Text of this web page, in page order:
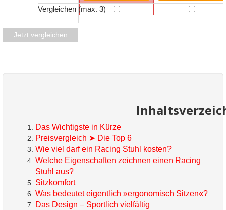
Vergleichen (max. 3)
Jetzt vergleichen
Das Wichtigste in Kürze
Preisvergleich ➤ Die Top 6
Wie viel darf ein Racing Stuhl kosten?
Welche Eigenschaften zeichnen einen Racing
Stuhl aus?
Sitzkomfort
Was bedeutet eigentlich »ergonomisch Sitzen«?
Das Design – Sportlich vielfältig